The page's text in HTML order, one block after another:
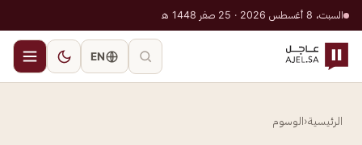
السبت، 8 أغسطس 2026 · 25 صفر 1448 هـ
EN
الرئيسية‹الوسوم